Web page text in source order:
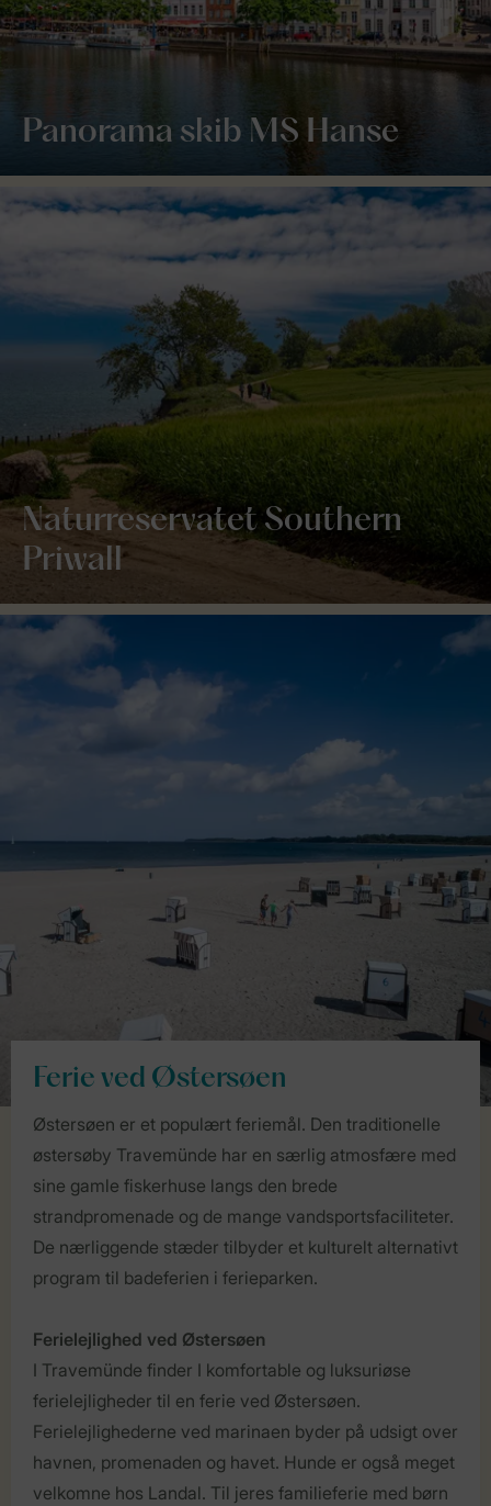
Panorama skib MS Hanse
Naturreservatet Southern
Priwall
Ferie ved Østersøen
Østersøen er et populært feriemål. Den traditionelle
østersøby Travemünde har en særlig atmosfære med
sine gamle fiskerhuse langs den brede
strandpromenade og de mange vandsportsfaciliteter.
De nærliggende stæder tilbyder et kulturelt alternativt
program til badeferien i ferieparken.
Ferielejlighed ved Østersøen
I Travemünde finder I komfortable og luksuriøse
ferielejligheder til en ferie ved Østersøen.
Ferielejlighederne ved marinaen byder på udsigt over
havnen, promenaden og havet. Hunde er også meget
velkomne hos Landal. Til jeres familieferie med børn